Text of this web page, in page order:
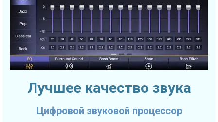
Лучшее качество звука
Цифровой звуковой процессор